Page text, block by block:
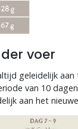
voer
geleidelijk
van 10
aan het